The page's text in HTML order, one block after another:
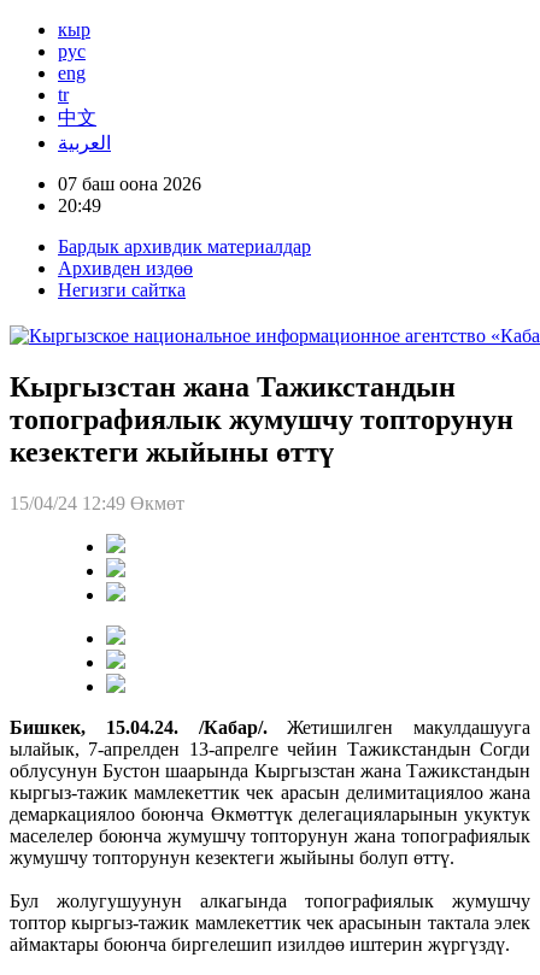
кыр
рус
eng
tr
中文
العربية
07 баш оона 2026
20:49
Бардык архивдик материалдар
Архивден издөө
Негизги сайтка
Кыргызстан жана Тажикстандын
топографиялык жумушчу топторунун
кезектеги жыйыны өттү
15/04/24 12:49 Өкмөт
Бишкек, 15.04.24. /Кабар/.Жетишилген макулдашууга
ылайык, 7-апрелден 13-апрелге чейин Тажикстандын Согди
облусунун Бустон шаарында Кыргызстан жана Тажикстандын
кыргыз-тажик мамлекеттик чек арасын делимитациялоо жана
демаркациялоо боюнча Өкмөттүк делегацияларынын укуктук
маселелер боюнча жумушчу топторунун жана топографиялык
жумушчу топторунун кезектеги жыйыны болуп өттү.
Бул жолугушуунун алкагында топографиялык жумушчу
топтор кыргыз-тажик мамлекеттик чек арасынын тактала элек
аймактары боюнча биргелешип изилдөө иштерин жүргүздү.